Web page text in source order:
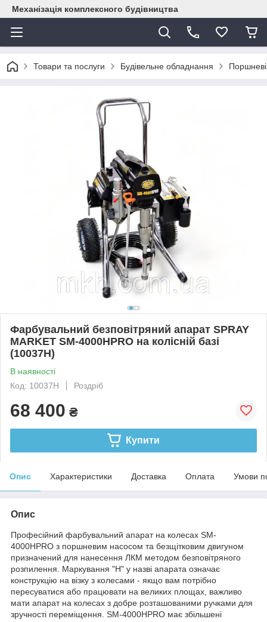
Механізація комплексного будівництва
Товари та послуги Будівельне обладнання
Фарбувальний безповітряний апарат SPRAY
MARKET SM-4000HPRO на колісній базі
(10037H)
В наявності
Код: 10037H
Роздріб
68 400 ₴
Купити
Опис Характеристики Доставка Оплата Умови
Опис
Професійний фарбувальний апарат на колесах SM-
4000HPRO з поршневим насосом та безщітковим двигуном
призначений для нанесення ЛКМ методом безповітряного
розпилення. Маркування "H" у назві апарата означає
конструкцію на візку з колесами - якщо вам потрібно
пересуватися або працювати на великих площах, важливо
мати апарат на колесах з добре розташованими ручками для
зручності переміщення. SM-4000HPRO має збільшені